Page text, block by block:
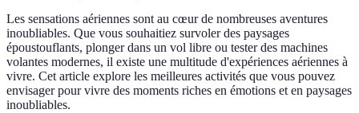
Les sensations aériennes sont au cœur de nombreuses aventures
inoubliables. Que vous souhaitiez survoler des paysages
époustouflants, plonger dans un vol libre ou tester des machines
volantes modernes, il existe une multitude d'expériences aériennes à
vivre. Cet article explore les meilleures activités que vous pouvez
envisager pour vivre des moments riches en émotions et en paysages
inoubliables.